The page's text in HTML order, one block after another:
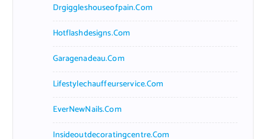
Drgiggleshouseofpain.com
Hotflashdesigns.com
Garagenadeau.com
Lifestylechauffeurservice.com
EverNewNails.com
Insideoutdecoratingcentre.com